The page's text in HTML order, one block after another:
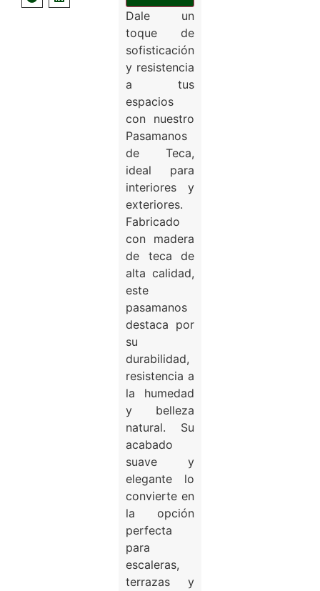
Dale un
toque de
sofisticación
y resistencia
a tus
espacios
con nuestro
Pasamanos
de Teca,
ideal para
interiores y
exteriores.
Fabricado
con madera
de teca de
alta calidad,
este
pasamanos
destaca por
su
durabilidad,
resistencia a
la humedad
y belleza
natural. Su
acabado
suave y
elegante lo
convierte en
la opción
perfecta
para
escaleras,
terrazas y